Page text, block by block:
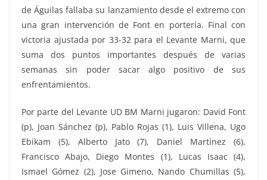
de Águilas fallaba su lanzamiento desde el extremo con
una gran intervención de Font en portería. Final con
victoria ajustada por 33-32 para el Levante Marni, que
suma dos puntos importantes después de varias
semanas sin poder sacar algo positivo de sus
enfrentamientos.
Por parte del Levante UD BM Marni jugaron: David Font
(p), Joan Sánchez (p), Pablo Rojas (1), Luis Villena, Ugo
Ebikam (5), Alberto Jato (7), Daniel Martínez (6),
Francisco Abajo, Diego Montes (1), Lucas Isaac (4),
Ismael Gómez (2), Jose Gimeno, Nando Chumillas (5),